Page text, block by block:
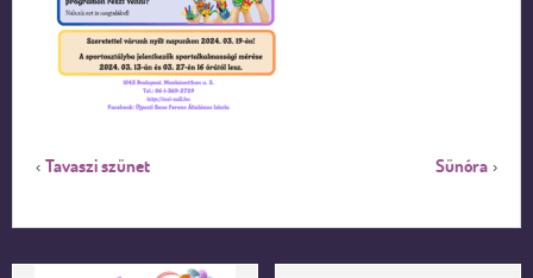
‹ Tavaszi szünet Sünóra ›